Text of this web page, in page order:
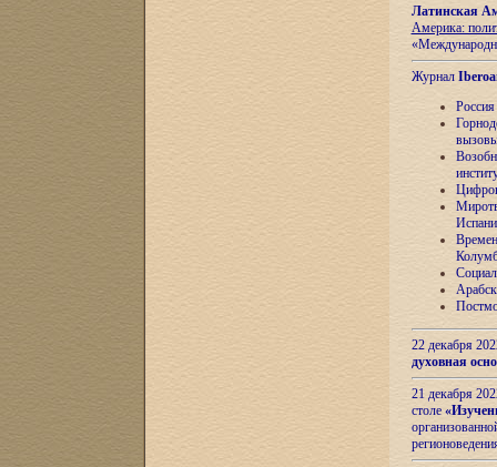
Латинская
Америка:
Журнал
22 декабря
духовная
21 декабря
столе